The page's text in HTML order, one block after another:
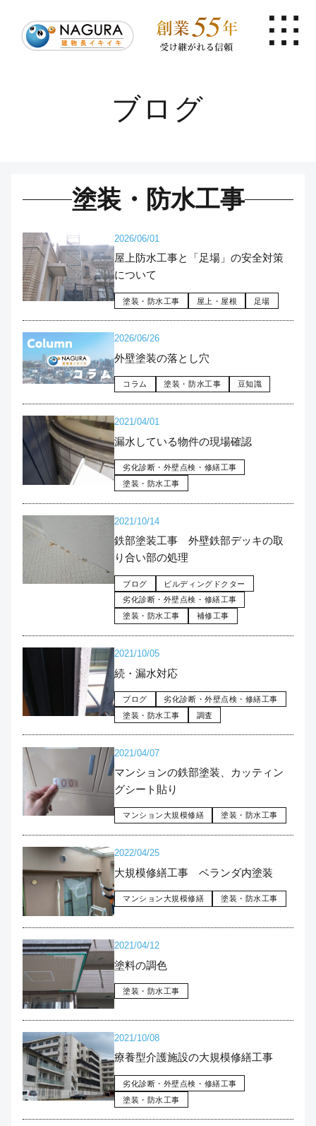
ブログ
塗装・防水工事
2026/06/01
屋上防水工事と「足場」の安全対策
について
塗装・防水工事 屋上・屋根 足場
2026/06/26
外壁塗装の落とし穴
コラム 塗装・防水工事 豆知識
2021/04/01
漏水している物件の現場確認
劣化診断・外壁点検・修繕工事
塗装・防水工事
2021/10/14
鉄部塗装工事 外壁鉄部デッキの取
り合い部の処理
ブログ
ビルディングドクター
劣化診断・外壁点検・修繕工事
塗装・防水工事
補修工事
2021/10/05
続・漏水対応
ブログ
劣化診断・外壁点検・修繕工事
塗装・防水工事
調査
2021/04/07
マンションの鉄部塗装、カッティン
グシート貼り
マンション大規模修繕 塗装・防水工事
2022/04/25
大規模修繕工事 ベランダ内塗装
マンション大規模修繕 塗装・防水工事
2021/04/12
塗料の調色
塗装・防水工事
2021/10/08
療養型介護施設の大規模修繕工事
劣化診断・外壁点検・修繕工事
塗装・防水工事